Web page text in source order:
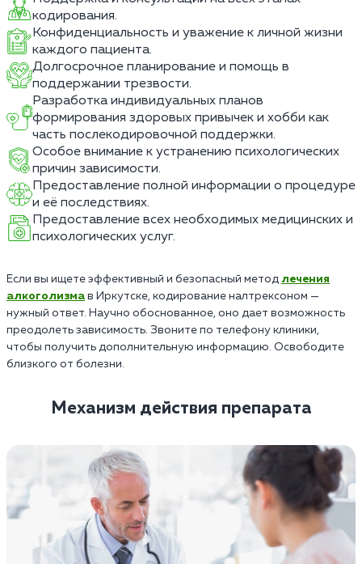
кодирования.
Конфиденциальность и уважение к личной жизни
каждого пациента.
Долгосрочное планирование и помощь в
поддержании трезвости.
Разработка индивидуальных планов
формирования здоровых привычек и хобби как
часть послекодировочной поддержки.
Особое внимание к устранению психологических
причин зависимости.
Предоставление полной информации о процедуре
и её последствиях.
Предоставление всех необходимых медицинских и
психологических услуг.
Если вы ищете эффективный и безопасный метод лечения
алкоголизма в Иркутске, кодирование налтрексоном —
нужный ответ. Научно обоснованное, оно дает возможность
преодолеть зависимость. Звоните по телефону клиники,
чтобы получить дополнительную информацию. Освободите
близкого от болезни.
Механизм действия препарата